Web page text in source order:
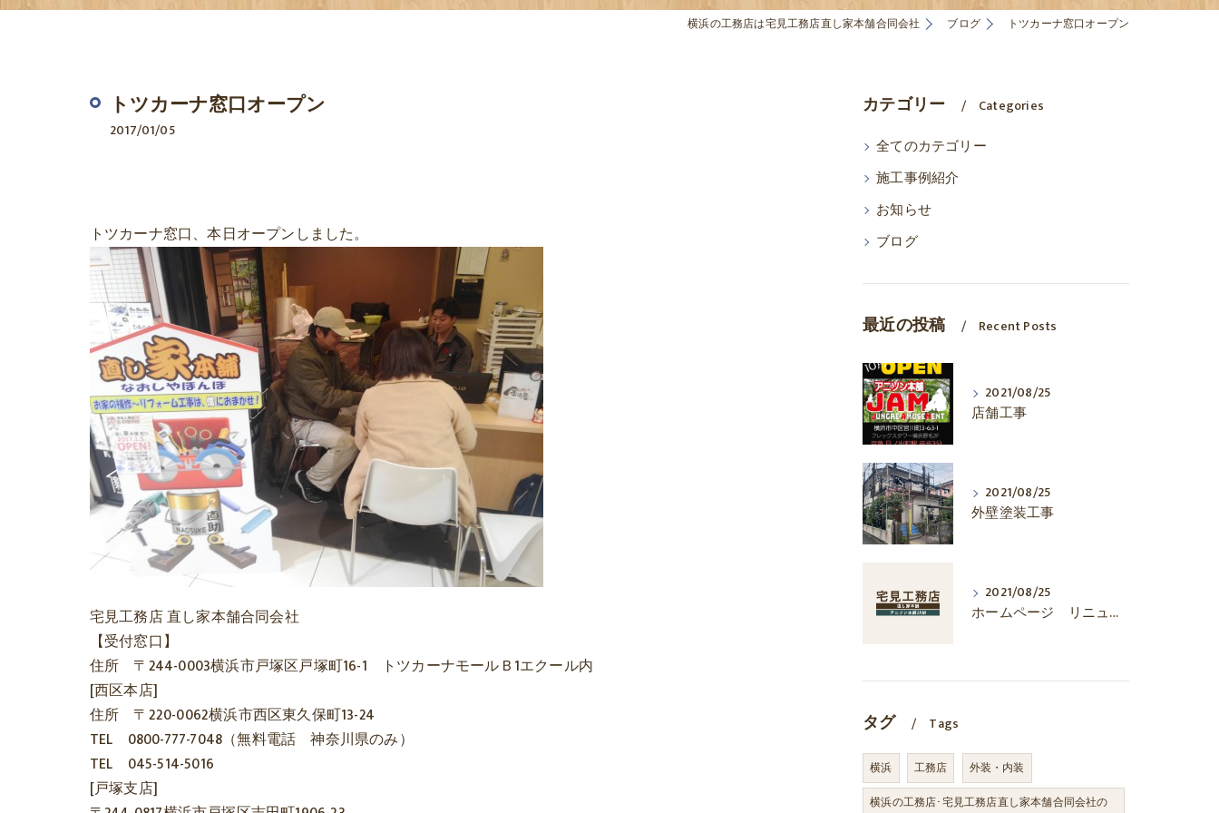
横浜の工務店は宅見工務店直し家本舗合同会社 ブログ トツカーナ窓口オープン
トツカーナ窓口オープン
2017/01/05
トツカーナ窓口、本日オープンしました。
宅見工務店 直し家本舗合同会社
【受付窓口】
住所 〒244-0003横浜市戸塚区戸塚町16-1 トツカーナモールＢ1エクール内
[西区本店]
住所 〒220-0062横浜市西区東久保町13-24
TEL 0800-777-7048（無料電話 神奈川県のみ）
TEL 045-514-5016
[戸塚支店]
カテゴリー Categories
全てのカテゴリー
施工事例紹介
お知らせ
ブログ
最近の投稿 Recent Posts
2021/08/25
店舗工事
2021/08/25
外壁塗装工事
2021/08/25
ホームページ リニューアル
タグ Tags
横浜 工務店
外装・内装
横浜の工務店･宅見工務店直し家本舗合同会社の